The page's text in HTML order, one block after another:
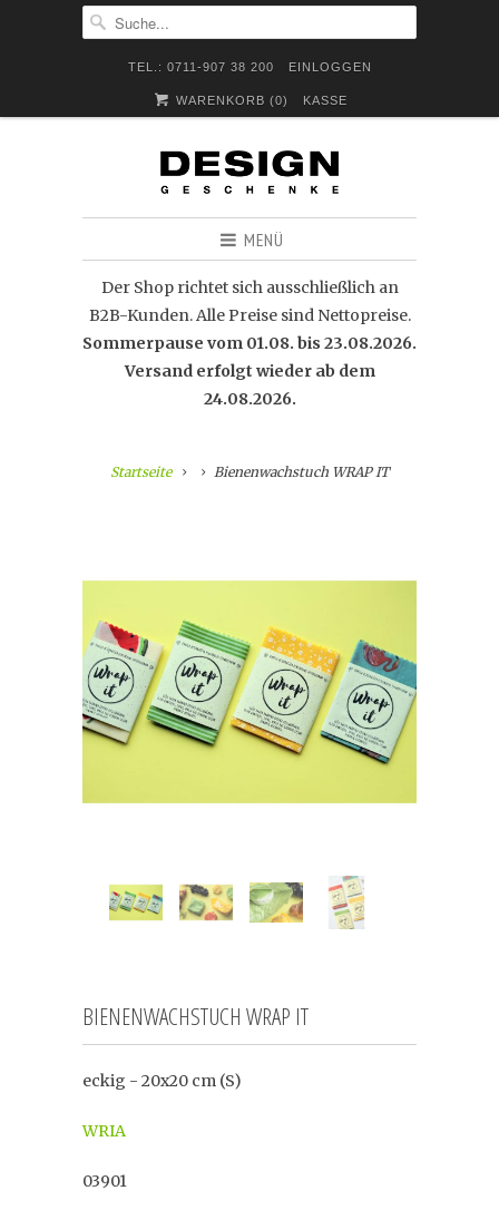
TEL.: 0711-907 38 200 EINLOGGEN
WARENKORB (0) KASSE
MENÜ
Der Shop richtet sich ausschließlich an
B2B-Kunden. Alle Preise sind Nettopreise.
Sommerpause vom 01.08. bis 23.08.2026.
Versand erfolgt wieder ab dem
24.08.2026.
Startseite Bienenwachstuch WRAP IT
BIENENWACHSTUCH WRAP IT
eckig - 20x20 cm (S)
WRIA
03901